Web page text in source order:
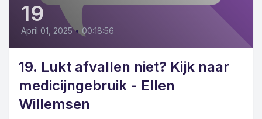
19
April 01, 2025 • 00:18:56
19. Lukt afvallen niet? Kijk naar
medicijngebruik - Ellen
Willemsen